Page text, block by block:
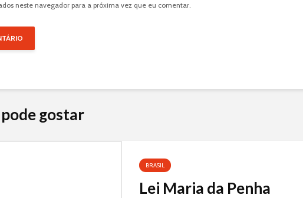
neste navegador para a próxima vez que eu comentar.
gostar
BRASIL
Lei Maria da Penha